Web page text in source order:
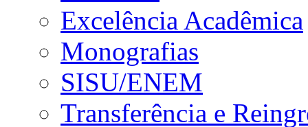
Excelência Acadêmica
Monografias
SISU/ENEM
Transferência e